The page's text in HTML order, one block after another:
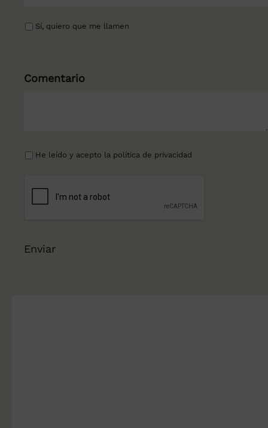
Sí, quiero que me llamen
Comentario
He leído y acepto la política de privacidad